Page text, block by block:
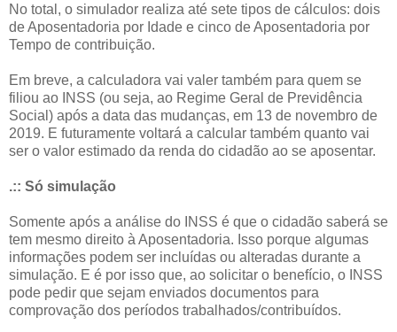
No total, o simulador realiza até sete tipos de cálculos: dois
de Aposentadoria por Idade e cinco de Aposentadoria por
Tempo de contribuição.
Em breve, a calculadora vai valer também para quem se
filiou ao INSS (ou seja, ao Regime Geral de Previdência
Social) após a data das mudanças, em 13 de novembro de
2019. E futuramente voltará a calcular também quanto vai
ser o valor estimado da renda do cidadão ao se aposentar.
.:: Só simulação
Somente após a análise do INSS é que o cidadão saberá se
tem mesmo direito à Aposentadoria. Isso porque algumas
informações podem ser incluídas ou alteradas durante a
simulação. E é por isso que, ao solicitar o benefício, o INSS
pode pedir que sejam enviados documentos para
comprovação dos períodos trabalhados/contribuídos.